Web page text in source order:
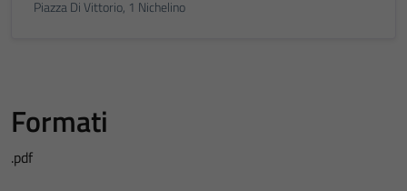
Piazza Di Vittorio, 1 Nichelino
Formati
.pdf